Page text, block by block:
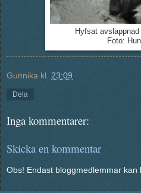
Hyfsat
Foto:
Gunnika kl. 23:09
Dela
Inga kommentarer:
Skicka en kommentar
Obs! Endast bloggmedlemmar kan